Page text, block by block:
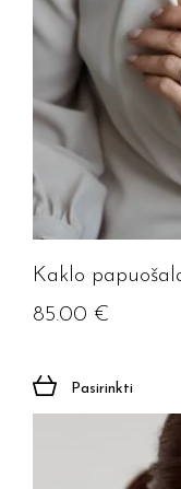
Kaklo
85.00 €
Pasirinkti